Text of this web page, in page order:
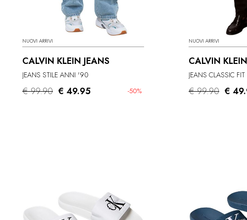
NUOVI ARRIVI
CALVIN KLEIN JEANS
JEANS STILE ANNI '90
€ 99.90 -50%
€ 49.95
NUOVI ARRIVI
CALVIN
JEANS CLASSIC FIT
€ 99.90 €